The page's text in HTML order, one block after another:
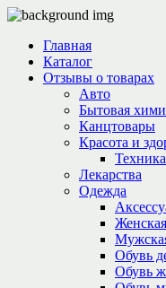
Главная
Каталог
Отзывы о товарах
Авто
Бытовая
Канцтовары
Красота и
Лекарства
Одежда
Обувь
Обувь